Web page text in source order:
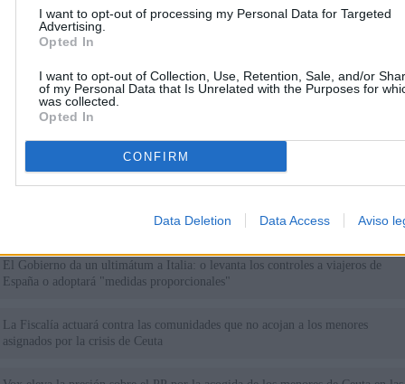
I want to opt-out of processing my Personal Data for Targeted
Advertising.
Opted In
I want to opt-out of Collection, Use, Retention, Sale, and/or
of my Personal Data that Is Unrelated with the Purposes for
was collected.
Opted In
CONFIRM
Data Deletion Data Access Aviso
Últimas noticias
España hasta el 15 de agosto: "No aceptamos imposiciones"
El Gobierno da un ultimátum a Italia: o levanta los controles a viajeros de
España o adoptará "medidas proporcionales"
La Fiscalía actuará contra las comunidades que no acojan a los menores
asignados por la crisis de Ceuta